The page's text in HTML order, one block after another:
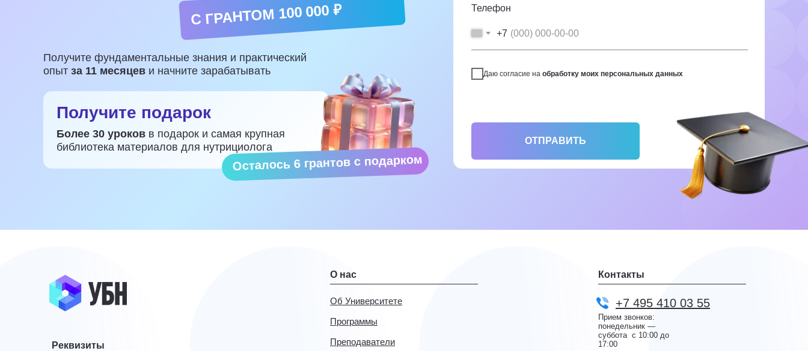
Получите фундаментальные знания и практический
опыт за 11 месяцев и начните зарабатывать
Получите подарок
Более 30 уроков в подарок и самая крупная
библиотека материалов для нутрициолога
Осталось 6 грантов с подарком
С ГРАНТОМ 100 000 ₽ Телефон
+7
Даю согласие на обработку моих персональных данных
ОТПРАВИТЬ
Реквизиты
О нас
Об Университете
Программы
Преподаватели
Контакты
+7 495 410 03 55
Прием звонков:
понедельник —
суббота с 10:00 до
17:00